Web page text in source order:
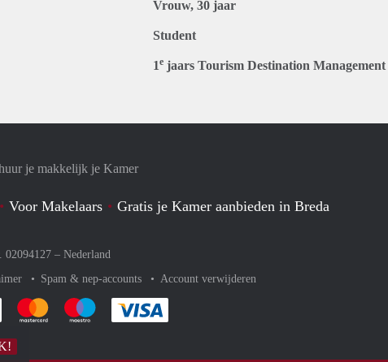
Vrouw, 30 jaar
Student
1e jaars Tourism Destination
je makkelijk je Kamer
Voor Makelaars Gratis je Kamer aanbieden in Breda
02094127 – Nederland
Spam & nep-accounts Account verwijderen
Je rekent gemakkelijk af met Paypal
Je rekent gemakkelijk af met Mastercard
Je rekent gemakkelijk af met Meastro